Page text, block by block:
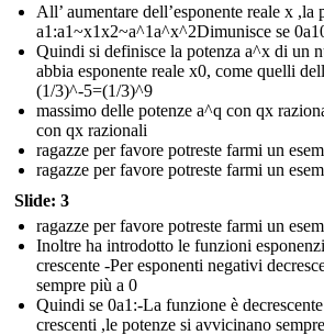
All’ aumentare dell’esponente reale x ,la
a1:a1~x1x2~a^1a^x^2Dimunisce se
Quindi si definisce la potenza a^x di un
abbia esponente reale x0, come quelli
(1/3)^-5=(1/3)^9
massimo delle potenze a^q con qx
con qx razionali
ragazze per favore potreste farmi un
ragazze per favore potreste farmi un
Slide: 3
ragazze per favore potreste farmi un
Inoltre ha introdotto le funzioni
crescente -Per esponenti negativi
sempre più a 0
Quindi se 0a1:-La funzione è
crescenti ,le potenze si avvicinano